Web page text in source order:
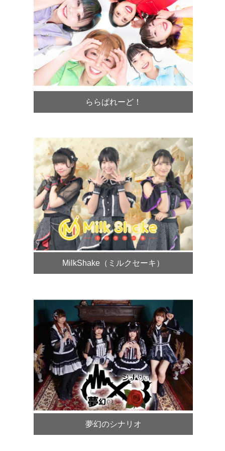
ららぱれーど！
MilkShake（ミルクセーキ）
夢幻のシナリオ